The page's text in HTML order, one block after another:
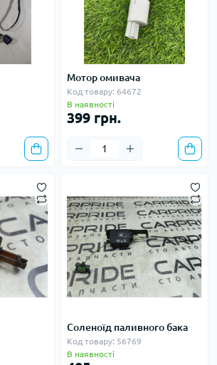
Мотор омивача
Код товару: 64672
В наявності
399 грн.
Соленоїд паливного бака
Код товару: 56769
В наявності